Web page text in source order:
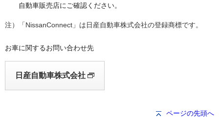
自動車販売店にご確認ください。
「NissanConnect」は日産自動車株式会社の登録商標です。
お車に関するお問い合わせ先
日産自動車株式会社
ページの先頭へ